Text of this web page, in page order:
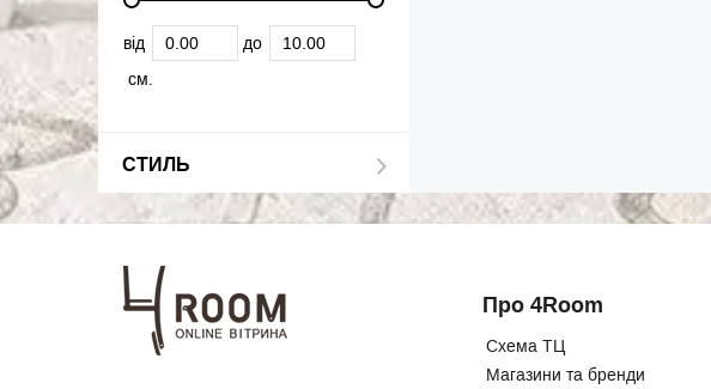
від
до
см.
СТИЛЬ
Про 4Room
Схема ТЦ
Магазини та бренди